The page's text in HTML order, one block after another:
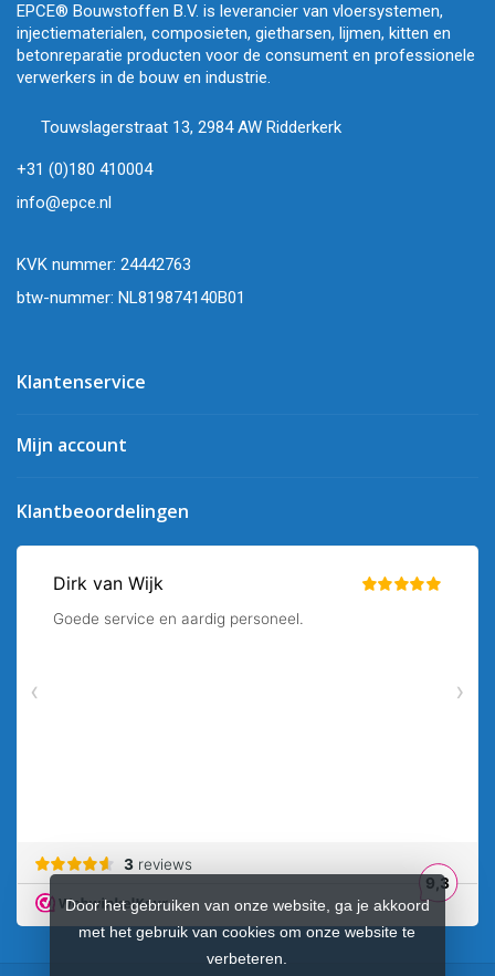
EPCE® Bouwstoffen B.V. is leverancier van vloersystemen,
injectiematerialen, composieten, gietharsen, lijmen, kitten en
betonreparatie producten voor de consument en professionele
verwerkers in de bouw en industrie.
Touwslagerstraat 13, 2984 AW Ridderkerk
+31 (0)180 410004
info@epce.nl
KVK nummer: 24442763
btw-nummer: NL819874140B01
Klantenservice
Mijn account
Klantbeoordelingen
Door het gebruiken van onze website, ga je akkoord
met het gebruik van cookies om onze website te
verbeteren.